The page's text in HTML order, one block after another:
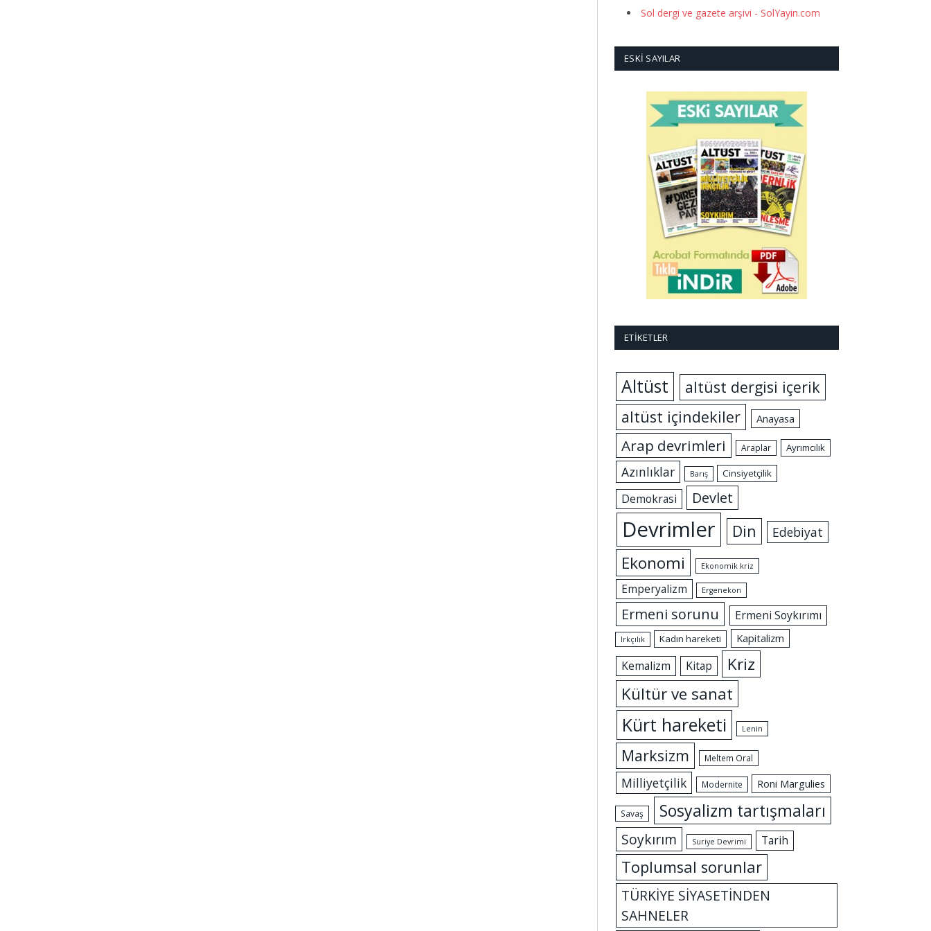
Sol dergi ve gazete arşivi - SolYayin.com
ESKI SAYILAR
ETIKETLER
Altüst
altüst dergisi içerik
altüst içindekiler
Anayasa
Arap devrimleri Araplar Ayrımcılık
Azınlıklar Barış Cinsiyetçilik
Demokrasi Devlet
Devrimler Din Edebiyat
Ekonomi Ekonomik kriz
Emperyalizm Ergenekon
Ermeni sorunu Ermeni Soykırımı
Irkçılık Kadın hareketi Kapitalizm
Kemalizm Kitap
Kriz
Kültür ve sanat
Kürt hareketi Lenin
Marksizm Meltem Oral
Milliyetçilik Modernite Roni Margulies
Savaş Sosyalizm tartışmaları
Soykırım Suriye Devrimi Tarih
Toplumsal sorunlar
TÜRKİYE SİYASETİNDEN
SAHNELER